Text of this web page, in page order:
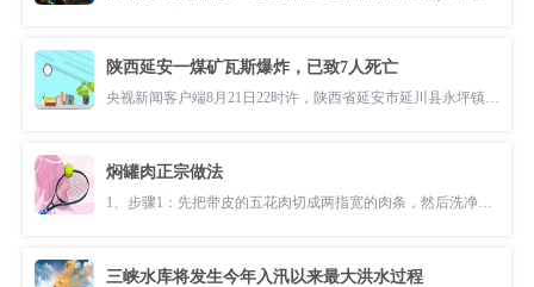
陕西延安一煤矿瓦斯爆炸，已致7人死亡
央视新闻客户端8月21日22时许，陕西省延安市延川县永坪镇高家屯乡新泰
焖罐肉正宗做法
1、步骤1：先把带皮的五花肉切成两指宽的肉条，然后洗净。烧热水，焯一
三峡水库将发生今年入汛以来最大洪水过程